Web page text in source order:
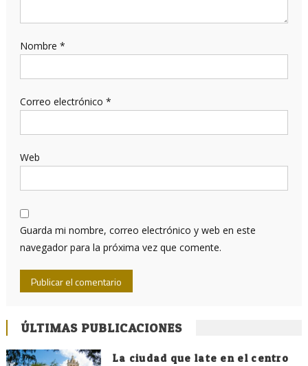
Nombre *
Correo electrónico *
Web
Guarda mi nombre, correo electrónico y web en este
navegador para la próxima vez que comente.
ÚLTIMAS PUBLICACIONES
La ciudad que late en el centro